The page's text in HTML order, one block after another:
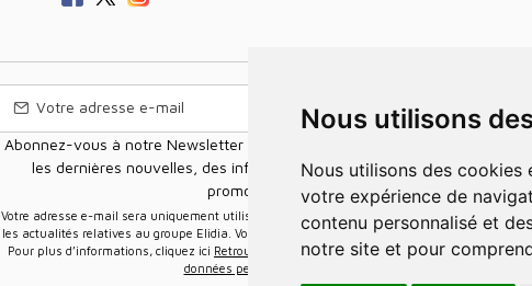
Nous utilisons
Nous utilisons des cookies et d'autres technologies de suivi pour améliorer
votre expérience de
contenu personnalisé et
notre site et pour
Abonnez-vous à notre Newsletter pour recevoir nos nouvelles offres,
les dernières nouvelles, des informations sur les ventes et les
promotions.
Votre adresse e-mail sera uniquement utilisée pour vous envoyer des informations sur
les actualités relatives au groupe Elidia. Vous pouvez vous désinscrire à tout moment.
Pour plus d’informations, cliquez ici Retrouvez ici notre politique de protection de vos
données personnelles